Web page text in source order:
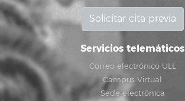
Solicitar cita previa
Servicios telemáticos
Correo electrónico ULL
Campus Virtual
Sede electrónica